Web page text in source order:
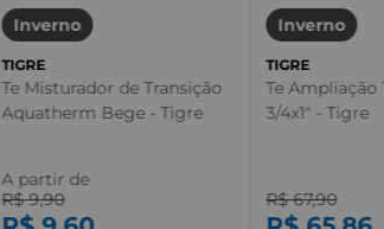
Inverno
TIGRE
Te Misturador de Transição
Aquatherm Bege - Tigre
A partir de
R$ 9,90
Inverno
TIGRE
Te Ampliação
3/4x1" - Tigre
R$ 67,90